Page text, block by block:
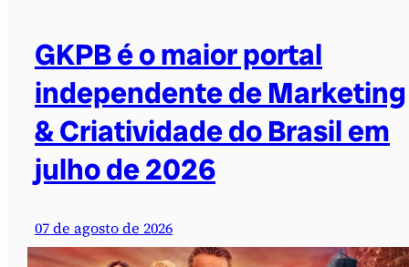
GKPB é o maior portal
independente de Marketing
& Criatividade do Brasil em
julho de 2026
07 de agosto de 2026